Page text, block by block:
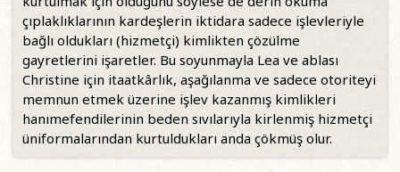
çıplaklıklarının kardeşlerin iktidara sadece işlevleriyle
bağlı oldukları (hizmetçi) kimlikten çözülme
gayretlerini işaretler. Bu soyunmayla Lea ve ablası
Christine için itaatkârlık, aşağılanma ve sadece otoriteyi
memnun etmek üzerine işlev kazanmış kimlikleri
hanımefendilerinin beden sıvılarıyla kirlenmiş hizmetçi
üniformalarından kurtuldukları anda çökmüş olur.